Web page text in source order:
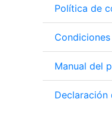
Política de
Manual del
Declaración